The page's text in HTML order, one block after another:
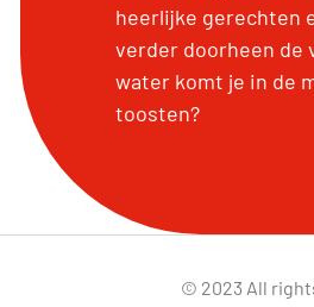
heerlijke gerechten
verder doorheen de
water komt je in de
toosten?
© 2023 All